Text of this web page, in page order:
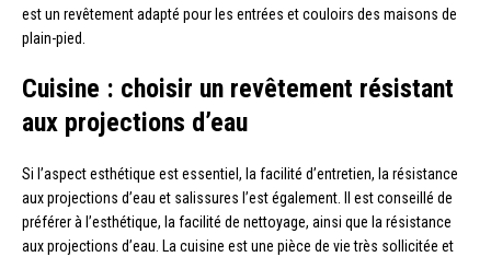
est un revêtement adapté pour les entrées et couloirs des maisons de
plain-pied.
Cuisine : choisir un revêtement résistant
aux projections d’eau
Si l’aspect esthétique est essentiel, la facilité d’entretien, la résistance
aux projections d’eau et salissures l’est également. Il est conseillé de
préférer à l’esthétique, la facilité de nettoyage, ainsi que la résistance
aux projections d’eau. La cuisine est une pièce de vie très sollicitée et